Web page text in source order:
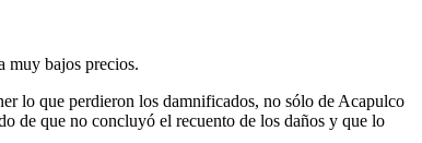
muy bajos precios.
lo que perdieron los damnificados, no sólo de Acapulco
de que no concluyó el recuento de los daños y que lo